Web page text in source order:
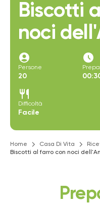
Biscotti
noci
account_circle
Persone
20
access_time_filled
restaurant
Difficoltà
Facile
Home Casa Di Vita
Biscotti al farro con noci